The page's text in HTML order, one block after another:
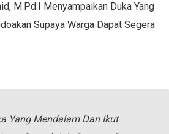
M.Pd.I Menyampaikan Duka Yang
Supaya Warga Dapat Segera
Yang Mendalam Dan Ikut